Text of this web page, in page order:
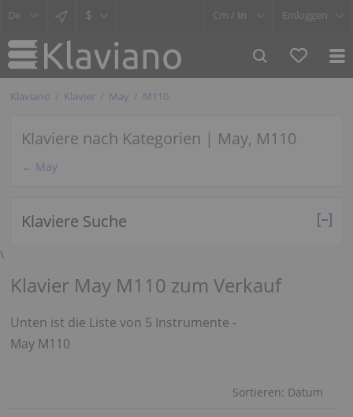
$ Cm / In Einloggen
Klaviano Klavier May M110
Klaviere nach Kategorien | May, M110
← May
Klaviere Suche
\
Klavier May M110 zum Verkauf
Unten ist die Liste von 5 Instrumente -
May M110
Sortieren: Datum